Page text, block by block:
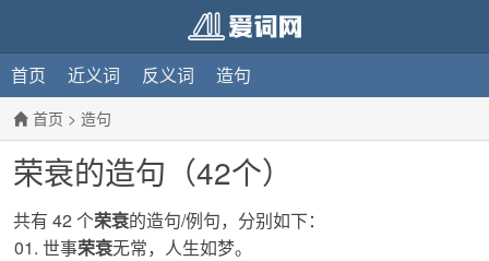
首页 近义词 反义词 造句
首页 > 造句
荣衰的造句（42个）
共有 42 个荣衰的造句/例句，分别如下：
世事荣衰无常，人生如梦。